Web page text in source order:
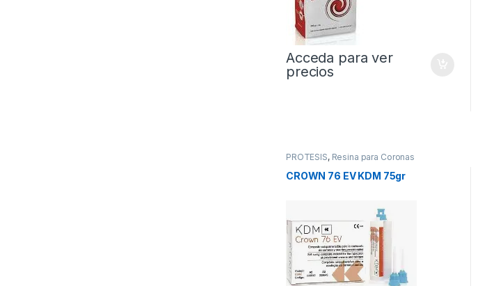
Acceda para ver
precios
PROTESIS, Resina para Coronas
CROWN 76 EV KDM 75gr